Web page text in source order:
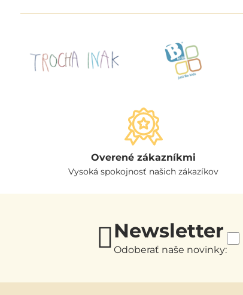
Overené zákazníkmi
Vysoká spokojnosť našich zákazíkov
Newsletter
Odoberať naše novinky: